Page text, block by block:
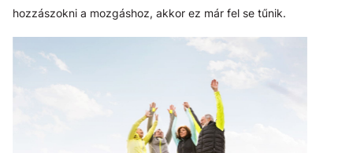
hozzászokni a mozgáshoz, akkor ez már fel se tűnik.